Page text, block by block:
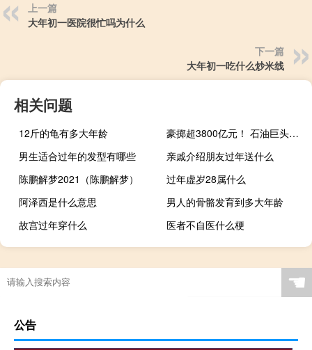
上一篇
大年初一医院很忙吗为什么
下一篇
大年初一吃什么炒米线
相关问题
12斤的龟有多大年龄
豪掷超3800亿元！ 石油巨头雪佛龙宣布：收购竞争对手
男生适合过年的发型有哪些
亲戚介绍朋友过年送什么
陈鹏解梦2021（陈鹏解梦）
过年虚岁28属什么
阿泽西是什么意思
男人的骨骼发育到多大年龄
故宫过年穿什么
医者不自医什么梗
☚
公告